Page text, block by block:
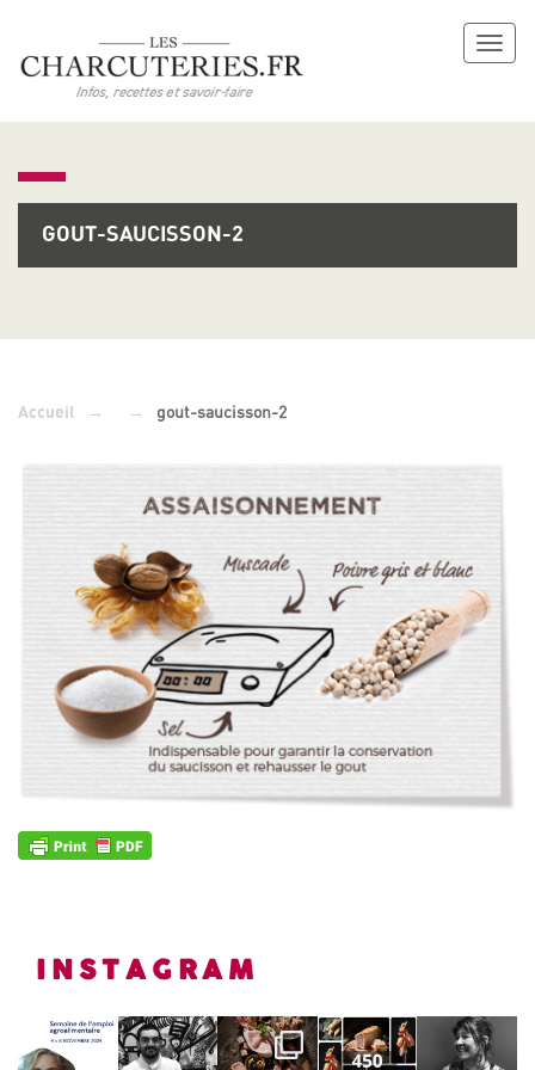
GOUT-SAUCISSON-2
Accueil → → gout-saucisson-2
INSTAGRAM